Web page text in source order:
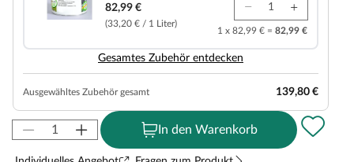
82,99 €
(33,20 € / 1 Liter)
1 x 82,99 € = 82,99 €
Gesamtes Zubehör entdecken
Ausgewähltes Zubehör gesamt 139,80 €
In den Warenkorb